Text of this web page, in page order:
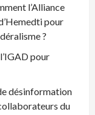
l’Alliance
pour
?
pour
désinformation
du